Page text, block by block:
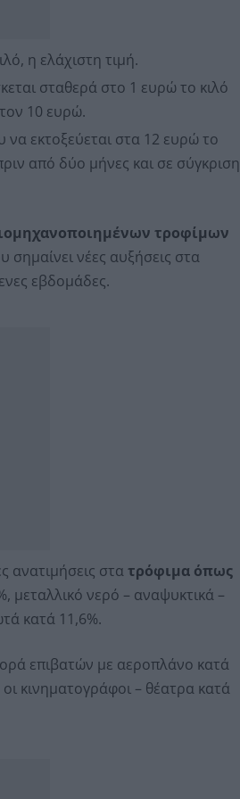
η ελάχιστη τιμή.
σταθερά στο 1 ευρώ το κιλό
10 ευρώ.
να εκτοξεύεται στα 12 ευρώ το
από δύο μήνες και σε σύγκριση
τροφίμων
νέες αυξήσεις στα
εβδομάδες.
ανατιμήσεις στατρόφιμα όπως
μεταλλικό νερό – αναψυκτικά –
κατά 11,6%.
επιβατών με αεροπλάνο κατά
κινηματογράφοι – θέατρα κατά